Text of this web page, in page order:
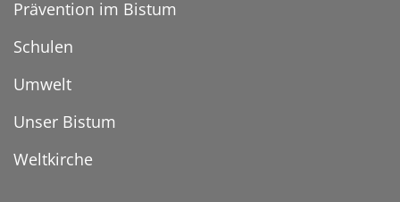
Prävention im Bistum
Schulen
Umwelt
Unser Bistum
Weltkirche